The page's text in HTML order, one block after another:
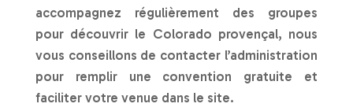
accompagnez régulièrement des groupes
pour découvrir le Colorado provençal, nous
vous conseillons de contacter l’administration
pour remplir une convention gratuite et
faciliter votre venue dans le site.